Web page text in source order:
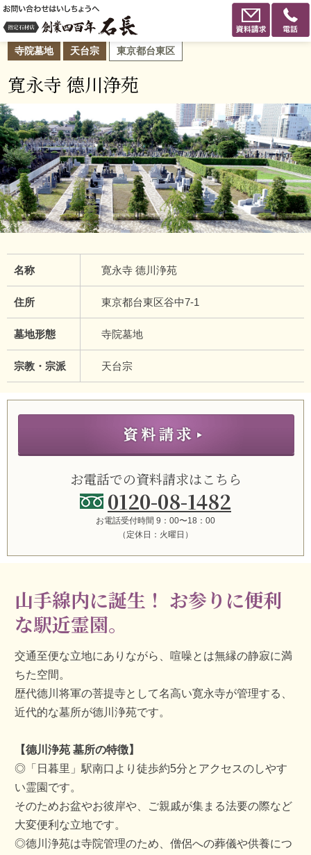
寺院墓地 天台宗 東京都台東区
寛永寺 德川浄苑
名称 寛永寺 德川浄苑
住所 東京都台東区谷中7-1
墓地形態 寺院墓地
宗教・宗派 天台宗
お電話での資料請求はこちら
0120-08-1482
お電話受付時間 9：00〜18：00
（定休日：火曜日）
山手線内に誕生！ お参りに便利
な駅近霊園。
交通至便な立地にありながら、喧噪とは無縁の静寂に満
ちた空間。
歴代德川将軍の菩提寺として名高い寛永寺が管理する、
近代的な墓所が德川浄苑です。
【德川浄苑 墓所の特徴】
◎「日暮里」駅南口より徒歩約5分とアクセスのしやす
い霊園です。
そのためお盆やお彼岸や、ご親戚が集まる法要の際など
大変便利な立地です。
◎德川浄苑は寺院管理のため、僧侶への葬儀や供養につ